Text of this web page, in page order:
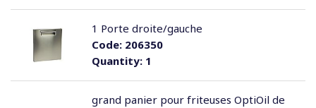
Quantity:1
Code:206350
1 Porte droite/gauche
grand panier pour friteuses OptiOil de